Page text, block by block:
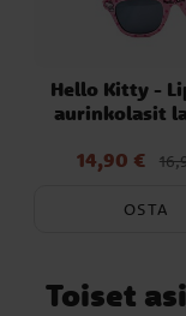
Hello Kitty -
aurinkolasit
Nykyinen
14,90 €
14,90 €
OSTA
Toiset